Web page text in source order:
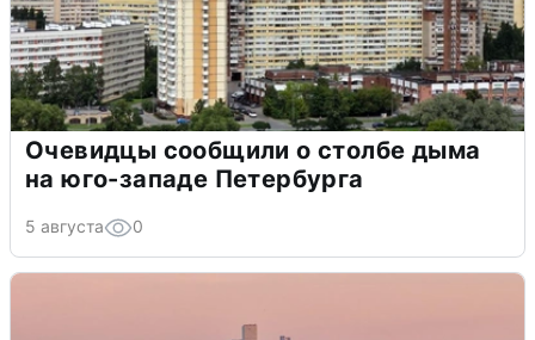
Очевидцы сообщили о столбе дыма
на юго-западе Петербурга
5 августа 0